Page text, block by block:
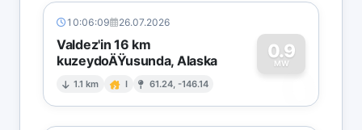
10:06:09 26.07.2026
Valdez'in 16 km
kuzeydoÄŸusunda, Alaska
1.1 km I 61.24, -146.14
0.9
MW
0